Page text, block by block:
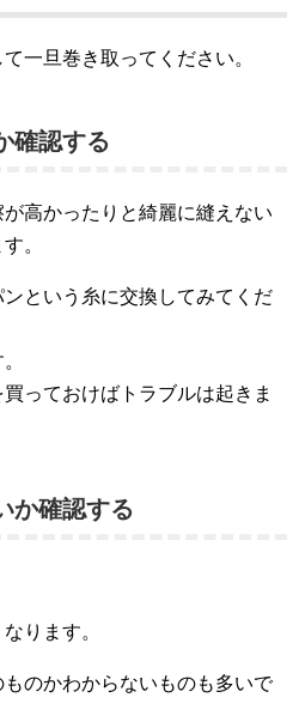
一旦巻き取ってください。
確認する
高かったりと綺麗に縫えない
。
という糸に交換してみてくだ
っておけばトラブルは起きま
か確認する
ります。
のかわからないものも多いで